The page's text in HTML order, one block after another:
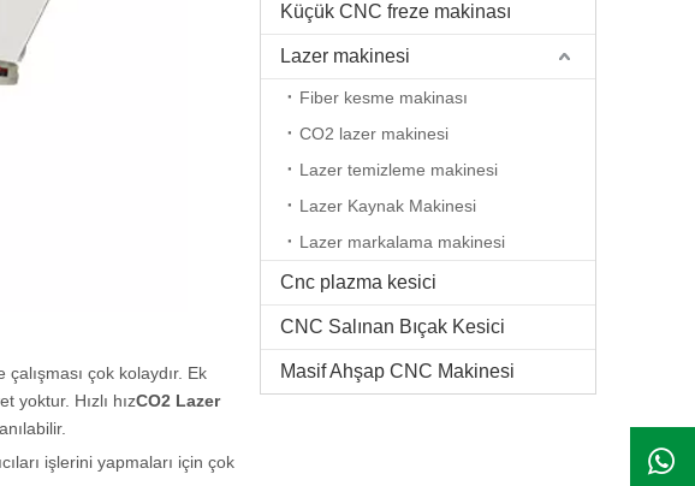
çok kolaydır. Ek
yoktur. Hızlı hızCO2 Lazer
işlerini yapmaları için çok
Küçük CNC freze makinası
Lazer makinesi
Fiber kesme makinası
CO2 lazer makinesi
Lazer temizleme makinesi
Lazer Kaynak Makinesi
Lazer markalama makinesi
Cnc plazma kesici
CNC Salınan Bıçak Kesici
Masif Ahşap CNC Makinesi